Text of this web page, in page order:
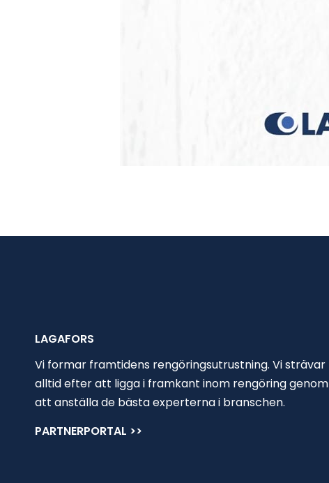
LAGAFORS
Vi formar framtidens rengöringsutrustning. Vi strävar
alltid efter att ligga i framkant inom rengöring genom
att anställa de bästa experterna i branschen.
PARTNERPORTAL >>